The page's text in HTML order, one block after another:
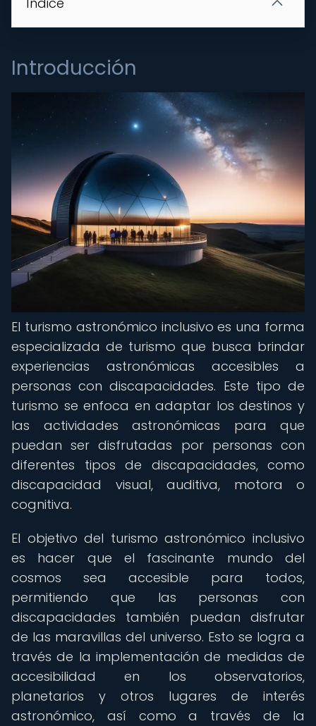
Introducción
El turismo astronómico inclusivo es una forma
especializada de turismo que busca brindar
experiencias astronómicas accesibles a
personas con discapacidades. Este tipo de
turismo se enfoca en adaptar los destinos y
las actividades astronómicas para que
puedan ser disfrutadas por personas con
diferentes tipos de discapacidades, como
discapacidad visual, auditiva, motora o
cognitiva.
El objetivo del turismo astronómico inclusivo
es hacer que el fascinante mundo del
cosmos sea accesible para todos,
permitiendo que las personas con
discapacidades también puedan disfrutar
de las maravillas del universo. Esto se logra a
través de la implementación de medidas de
accesibilidad en los observatorios,
planetarios y otros lugares de interés
astronómico, así como a través de la